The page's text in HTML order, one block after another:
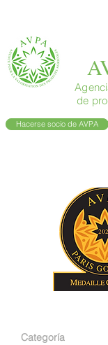
de
Hacerse socio de AVPA
Categoría